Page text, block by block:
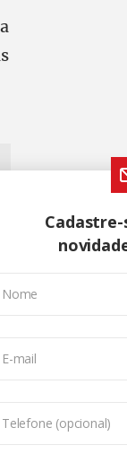
Cadastre-
Nome
E-mail
Telefone (opcional)